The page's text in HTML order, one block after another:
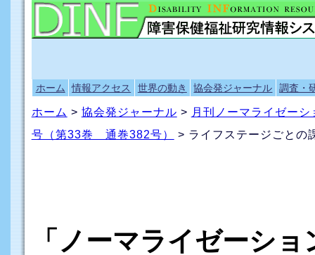
ホーム 情報アクセス 世界の動き 協会発ジャーナル 調査・
ホーム > 協会発ジャーナル > 月刊ノーマライゼーシ
号（第33巻 通巻382号）
> ライフステージごと
「ノーマライゼー